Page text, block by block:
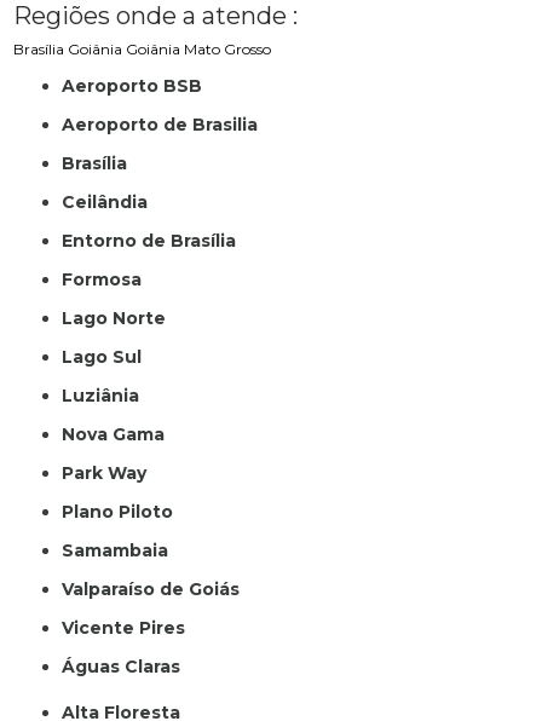
Regiões onde a atende :
Brasília Goiânia Goiânia Mato Grosso
Aeroporto BSB
Aeroporto de Brasilia
Brasília
Ceilândia
Entorno de Brasília
Formosa
Lago Norte
Lago Sul
Luziânia
Nova Gama
Park Way
Plano Piloto
Samambaia
Valparaíso de Goiás
Vicente Pires
Águas Claras
Alta Floresta